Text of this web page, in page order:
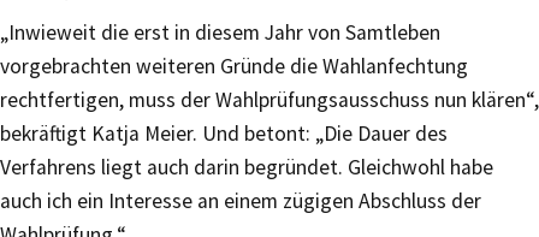
„Inwieweit die erst in diesem Jahr von Samtleben
vorgebrachten weiteren Gründe die Wahlanfechtung
rechtfertigen, muss der Wahlprüfungsausschuss nun klären“,
bekräftigt Katja Meier. Und betont: „Die Dauer des
Verfahrens liegt auch darin begründet. Gleichwohl habe
auch ich ein Interesse an einem zügigen Abschluss der